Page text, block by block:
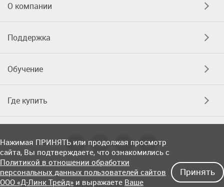
О компании
Поддержка
Обучение
Где купить
Нажимая ПРИНЯТЬ или продолжая просмотр
сайта, Вы подтверждаете, что ознакомились с
Политикой в отношении обработки
персональных данных пользователей сайтов
ООО «Д-Линк Трейд» и выражаете Ваше
Принять